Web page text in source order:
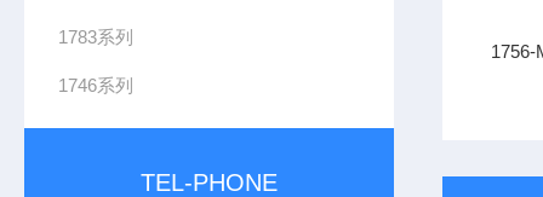
1783系列
1746系列
TEL-PHONE
1756-